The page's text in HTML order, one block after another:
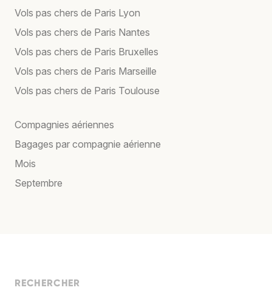
Vols pas chers de Paris Lyon
Vols pas chers de Paris Nantes
Vols pas chers de Paris Bruxelles
Vols pas chers de Paris Marseille
Vols pas chers de Paris Toulouse
Compagnies aériennes
Bagages par compagnie aérienne
Mois
Septembre
RECHERCHER